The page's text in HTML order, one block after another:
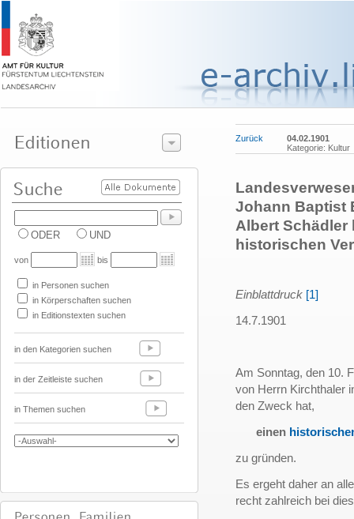
ODER UND
von bis
in Personen suchen
in Körperschaften suchen
in Editionstexten suchen
in den Kategorien suchen
in der Zeitleiste suchen
in Themen suchen
Zurück
04.02.1901
Kategorie: Kultur
Johann Baptist
Albert Schädler
historischen
Einblattdruck [1]
14.7.1901
Am Sonntag, den 10.
von Herrn Kirchthaler
den Zweck hat,
einen
zu gründen.
Es ergeht daher an
recht zahlreich bei